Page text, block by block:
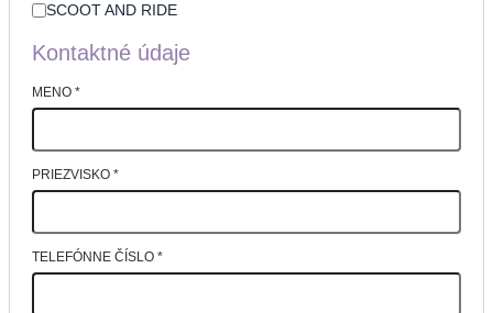
SCOOT AND RIDE
Kontaktné údaje
MENO *
PRIEZVISKO *
TELEFÓNNE ČÍSLO *